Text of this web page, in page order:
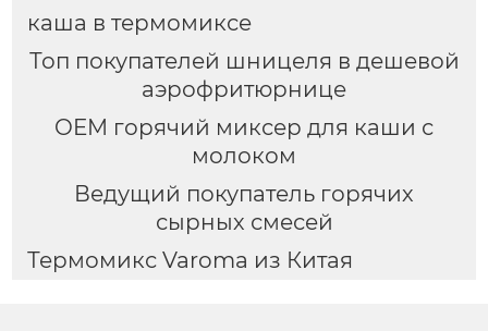
каша в термомиксе
Топ покупателей шницеля в дешевой
аэрофритюрнице
OEM горячий миксер для каши с
молоком
Ведущий покупатель горячих
сырных смесей
Термомикс Varoma из Китая